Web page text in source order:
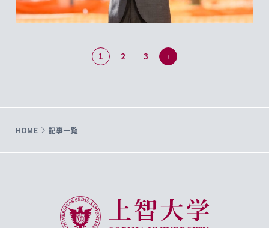
1 2 3 ›
HOME 記事一覧
上智大学 Sophia University